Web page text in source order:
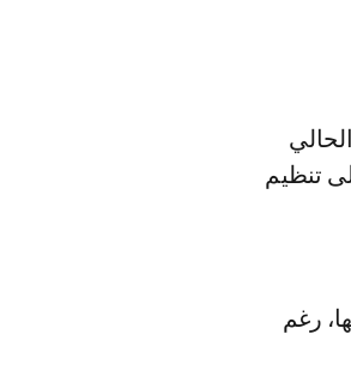
تنظيم
رغم